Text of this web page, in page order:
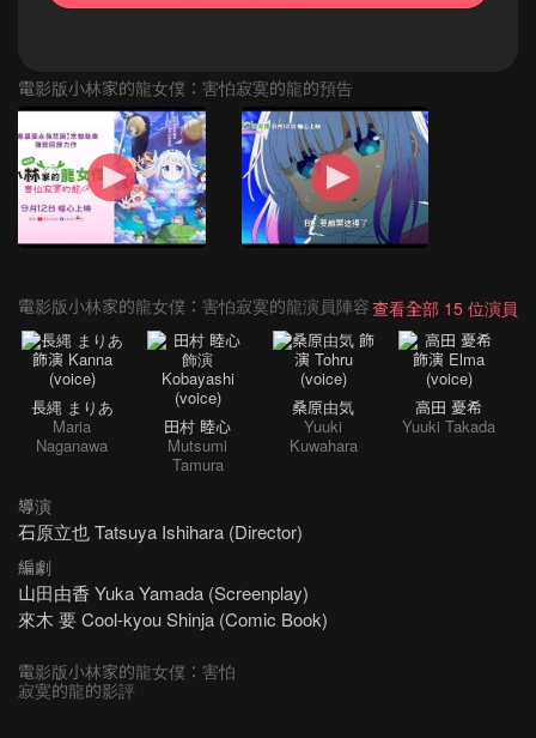
電影版小林家的龍女僕：害怕寂寞的龍的預告
電影版小林家的龍女僕：害怕寂寞的龍演員陣容查看全部 15 位演員
長縄 まりあ
Maria
Naganawa
田村 睦心
Mutsumi
Tamura
桑原由気
Yuuki
Kuwahara
高田 憂希
Yuuki Takada
導演
石原立也 Tatsuya Ishihara (Director)
編劇
山田由香 Yuka Yamada (Screenplay)
來木 要 Cool-kyou Shinja (Comic Book)
電影版小林家的龍女僕：害怕
寂寞的龍的影評